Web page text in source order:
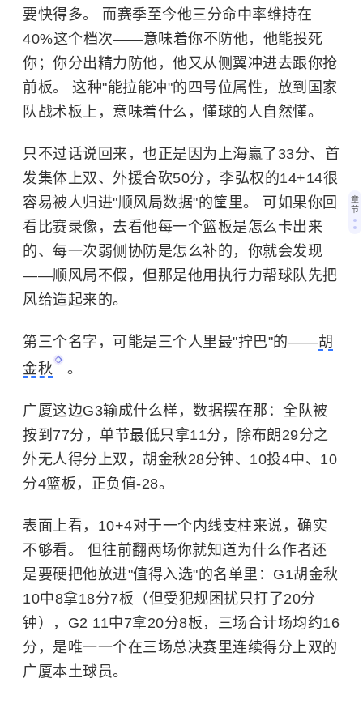
要快得多。 而赛季至今他三分命中率维持在
40%这个档次——意味着你不防他，他能投死
你；你分出精力防他，他又从侧翼冲进去跟你抢
前板。 这种"能拉能冲"的四号位属性，放到国家
队战术板上，意味着什么，懂球的人自然懂。
只不过话说回来，也正是因为上海赢了33分、首
发集体上双、外援合砍50分，李弘权的14+14很
容易被人归进"顺风局数据"的筐里。 可如果你回
看比赛录像，去看他每一个篮板是怎么卡出来
的、每一次弱侧协防是怎么补的，你就会发现
——顺风局不假，但那是他用执行力帮球队先把
风给造起来的。
第三个名字，可能是三个人里最"拧巴"的——胡
金秋
。
广厦这边G3输成什么样，数据摆在那：全队被
按到77分，单节最低只拿11分，除布朗29分之
外无人得分上双，胡金秋28分钟、10投4中、10
分4篮板，正负值-28。
表面上看，10+4对于一个内线支柱来说，确实
不够看。 但往前翻两场你就知道为什么作者还
是要硬把他放进"值得入选"的名单里：G1胡金秋
10中8拿18分7板（但受犯规困扰只打了20分
钟），G2 11中7拿20分8板，三场合计场均约16
分，是唯一一个在三场总决赛里连续得分上双的
广厦本土球员。
章
节